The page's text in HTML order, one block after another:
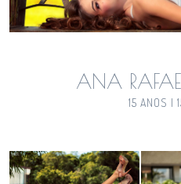
ANA
15 ANOS |
Guardar